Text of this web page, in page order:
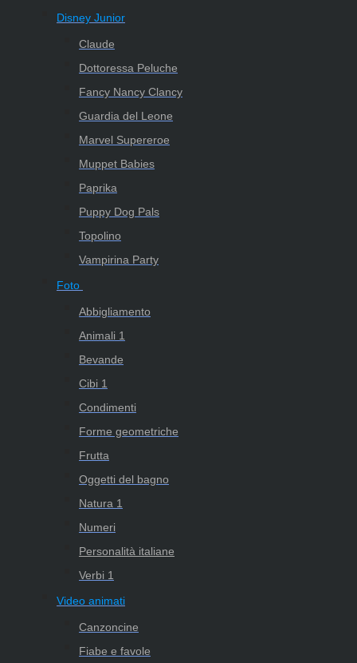
Disney Junior
Claude
Dottoressa Peluche
Fancy Nancy Clancy
Guardia del Leone
Marvel Supereroe
Muppet Babies
Paprika
Puppy Dog Pals
Topolino
Vampirina Party
Foto
Abbigliamento
Animali 1
Bevande
Cibi 1
Condimenti
Forme geometriche
Frutta
Oggetti del bagno
Natura 1
Numeri
Personalità italiane
Verbi 1
Video animati
Canzoncine
Fiabe e favole